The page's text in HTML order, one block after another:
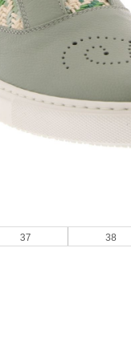
37 38